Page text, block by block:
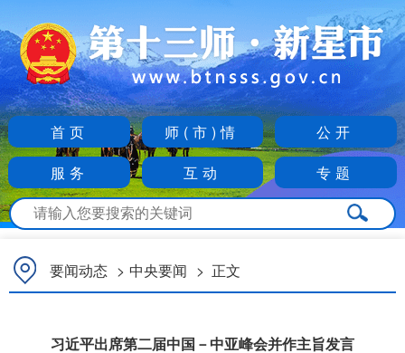
首页 师(市)情
公开
服务
互动 专题
要闻动态 > 中央要闻 > 正文
习近平出席第二届中国－中亚峰会并作主旨发言